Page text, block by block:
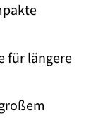
für längere